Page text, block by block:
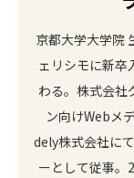
京都大学大学院
ェリシモに新卒
わる。株式会社
ン向けWebメ
dely株式会社に
ーとして従事。